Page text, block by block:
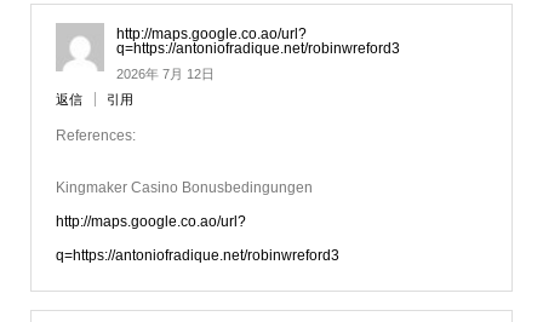
http://maps.google.co.ao/url?
q=https://antoniofradique.net/robinwreford3
2026年 7月 12日
返信
引用
References:
Kingmaker Casino Bonusbedingungen
http://maps.google.co.ao/url?
q=https://antoniofradique.net/robinwreford3